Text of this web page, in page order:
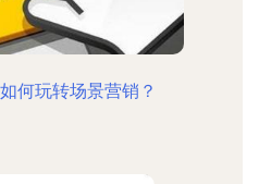
何玩转场景营销？